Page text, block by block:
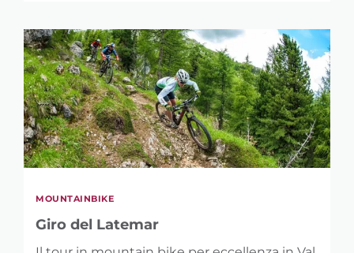
MOUNTAINBIKE
Giro del Latemar